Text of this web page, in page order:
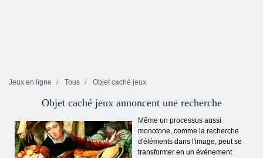
Jeux en ligne Tous Objet caché jeux
Objet caché jeux annoncent une recherche
Même un processus aussi
monotone, comme la recherche
d'éléments dans l'image, peut se
transformer en un événement